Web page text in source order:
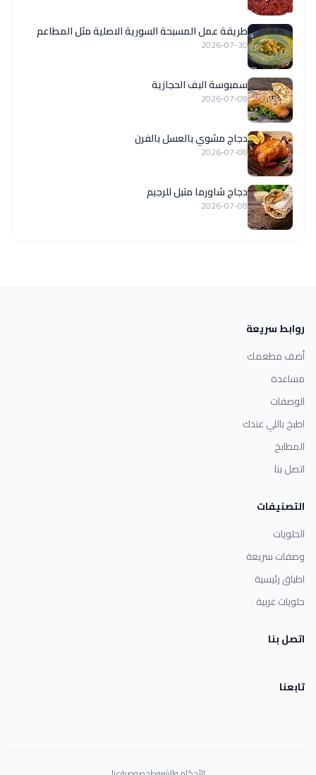
‏طريقة عمل المسبحة السورية الاصلية مثل المطاعم
2026-07-30
سمبوسة البف الحجازية
2026-07-08
دجاج مشوي بالعسل بالفرن
2026-07-08
دجاج شاورما متبل للرجيم
2026-07-08
روابط سريعة
أضف مطعمك
مساعدة
الوصفات
اطبخ باللي عندك
المطابخ
اتصل بنا
التصنيفات
الحلويات
وصفات سريعة
اطباق رئيسية
حلويات غربية
اتصل بنا
تابعنا